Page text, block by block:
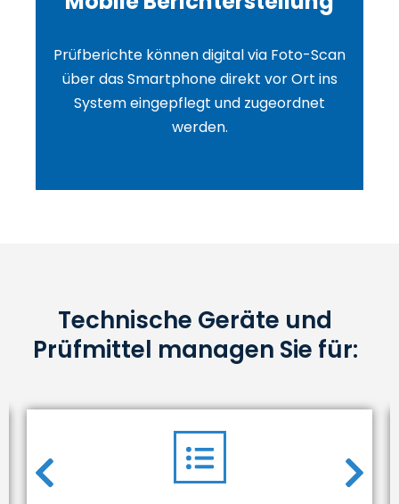
Prüfberichte können digital via Foto-Scan
über das Smartphone direkt vor Ort ins
System eingepflegt und zugeordnet
werden.
Technische Geräte und
Prüfmittel managen Sie für: